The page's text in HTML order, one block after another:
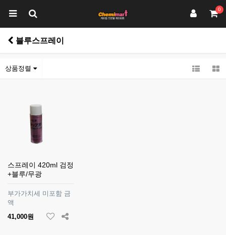
0
블루스프레이
상품정렬
스프레이 420ml 검정
+블루/무광
부가가치세 미포함 금
액
41,000원